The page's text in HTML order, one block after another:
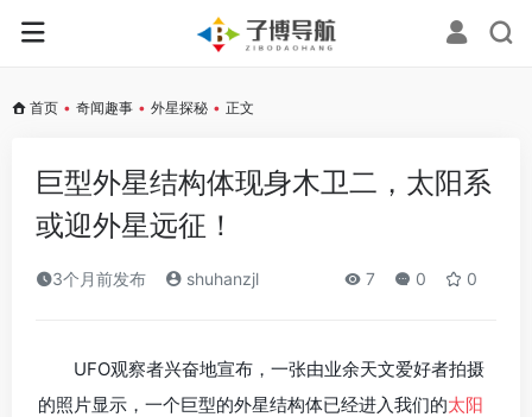
首页 • 奇闻趣事 • 外星探秘 • 正文
巨型外星结构体现身木卫二，太阳系
或迎外星远征！
3个月前发布 shuhanzjl 7 0 0
UFO观察者兴奋地宣布，一张由业余天文爱好者拍摄
的照片显示，一个巨型的外星结构体已经进入我们的太阳